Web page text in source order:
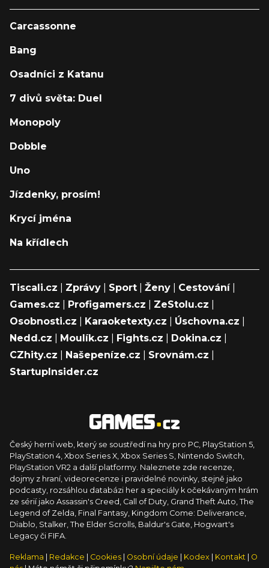
Carcassonne
Bang
Osadníci z Katanu
7 divů světa: Duel
Monopoly
Dobble
Uno
Jízdenky, prosím!
Krycí jména
Na křídlech
Tiscali.cz Zprávy Sport Ženy Cestování|
Games.cz
Profigamers.cz ZeStolu.cz
Osobnosti.cz
Karaoketexty.cz Úschovna.cz
Nedd.cz
Moulík.cz Fights.cz Dokina.cz
CZhity.cz
Našepeníze.cz Srovnám.cz
StartupInsider.cz
Český herní web, který se soustředí na hry pro PC, PlayStation 5,
PlayStation 4, Xbox Series X, Xbox Series S, Nintendo Switch,
PlayStation VR2 a další platformy. Naleznete zde recenze,
dojmy z hraní, videorecenze i pravidelné novinky, stejně jako
podcasty, rozsáhlou databázi her a speciály k očekávaným hrám
ze sérií jako Assassin's Creed, Call of Duty, Grand Theft Auto, The
Legend of Zelda, Final Fantasy, Kingdom Come: Deliverance,
Diablo, Stalker, The Elder Scrolls, Baldur's Gate, Hogwart's
Legacy či FIFA.
Reklama Redakce Cookies Osobní údaje Kodex Kontakt
O